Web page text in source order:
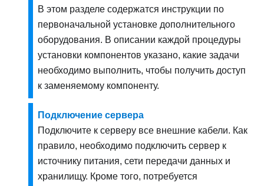
В этом разделе содержатся инструкции по
первоначальной установке дополнительного
оборудования. В описании каждой процедуры
установки компонентов указано, какие задачи
необходимо выполнить, чтобы получить доступ
к заменяемому компоненту.
Подключение сервера
Подключите к серверу все внешние кабели. Как
правило, необходимо подключить сервер к
источнику питания, сети передачи данных и
хранилищу. Кроме того, потребуется